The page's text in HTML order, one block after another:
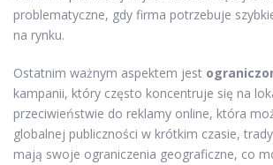
problematyczne, gdy firma potrzebuje
na rynku.
Ostatnim ważnym aspektem jest
kampanii, który często koncentruje się na
przeciwieństwie do reklamy online, która
globalnej publiczności w krótkim czasie,
mają swoje ograniczenia geograficzne, co